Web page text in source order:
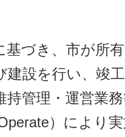
基づき、市が所
建設を行い、竣
持管理・運営業
）により